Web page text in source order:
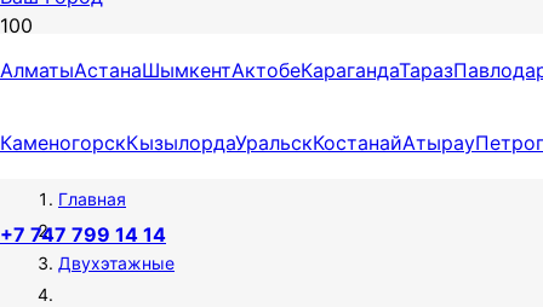
АлматыАстанаШымкентАктобеКарагандаТараз
КаменогорскКызылордаУральскКостанайАтырау
+7 747 799 14 14
ПРОЕКТ ДОМА “А-228” 228
КВ.М2
Главная
Двухэтажные